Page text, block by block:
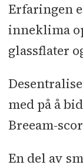
Erfaringen
inneklima
glassflater
med på å
Breeam-
En del av